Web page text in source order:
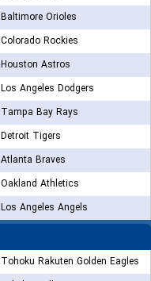
Baltimore Orioles
Colorado Rockies
Houston Astros
Los Angeles Dodgers
Tampa Bay Rays
Detroit Tigers
Atlanta Braves
Oakland Athletics
Los Angeles Angels
Tohoku Rakuten Golden Eagles